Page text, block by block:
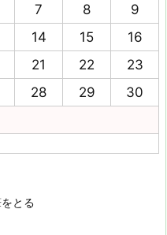
7 8
9
14 15
16
21 22
23
28 29
30